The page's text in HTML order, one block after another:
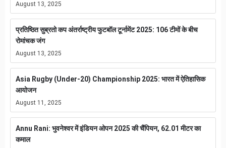
August 13, 2025
प्रतिष्ठित सुब्रतो कप अंतर्राष्ट्रीय फुटबॉल टूर्नामेंट 2025: 106 टीमों के बीच
रोमांचक जंग
August 13, 2025
Asia Rugby (Under-20) Championship 2025: भारत में ऐतिहासिक
आयोजन
August 11, 2025
Annu Rani: भुवनेश्वर में इंडियन ओपन 2025 की चैंपियन, 62.01 मीटर का
कमाल